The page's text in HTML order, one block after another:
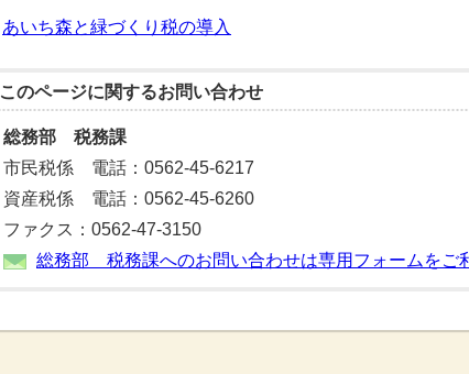
あいち森と緑づくり税の導入
このページに関するお問い合わせ
総務部 税務課
市民税係 電話：0562-45-6217
資産税係 電話：0562-45-6260
ファクス：0562-47-3150
総務部 税務課へのお問い合わせは専用フォームをご